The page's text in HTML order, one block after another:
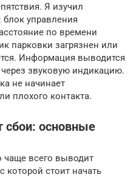
Я изучил
управления
по времени
парковки загрязнен или
Информация выводится
звуковую индикацию.
не начинает
плохого контакта.
сбои: основные
чаще всего выводит
которой стоит начать